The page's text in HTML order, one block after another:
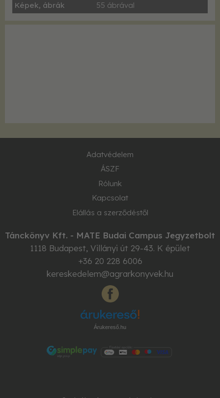
Képek, ábrák
55 ábrával
Adatvédelem
ÁSZF
Rólunk
Kapcsolat
Elállás a szerződéstől
Tánckönyv Kft. - MATE Budai Campus Jegyzetbolt
1118 Budapest, Villányi út 29-43. K épület
+36 20 228 6006
kereskedelem@agrarkonyvek.hu
Árukereső.hu